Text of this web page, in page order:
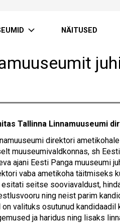
NÄITUSED
Tallinna Linnamuuseumi
direktori
muuseumivaldkonnas, sh
ajani Eesti Panga muuseumi
vaba ametikoha täitmiseks
esitati seitse sooviavaldust,
ning neist parim
valituks osutunud
ja haridus ning lisaks